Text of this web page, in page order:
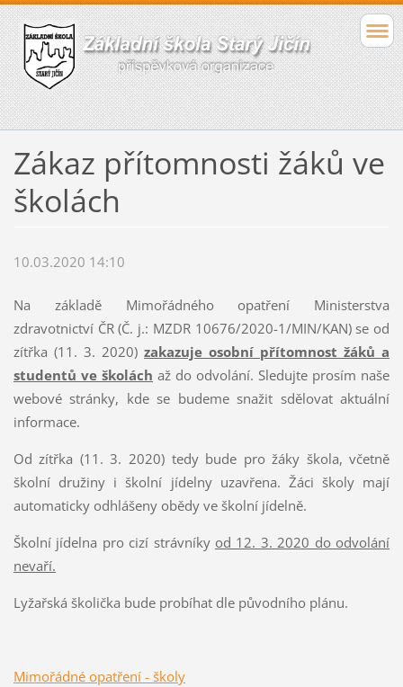
Zákaz přítomnosti žáků ve
školách
10.03.2020 14:10
Na základě Mimořádného opatření Ministerstva
zdravotnictví ČR (Č. j.: MZDR 10676/2020-1/MIN/KAN) se od
zítřka (11. 3. 2020) zakazuje osobní přítomnost žáků a
studentů ve školách až do odvolání. Sledujte prosím naše
webové stránky, kde se budeme snažit sdělovat aktuální
informace.
Od zítřka (11. 3. 2020) tedy bude pro žáky škola, včetně
školní družiny i školní jídelny uzavřena. Žáci školy mají
automaticky odhlášeny obědy ve školní jídelně.
Školní jídelna pro cizí strávníky od 12. 3. 2020 do odvolání
nevaří.
Lyžařská školička bude probíhat dle původního plánu.
Mimořádné opatření - školy